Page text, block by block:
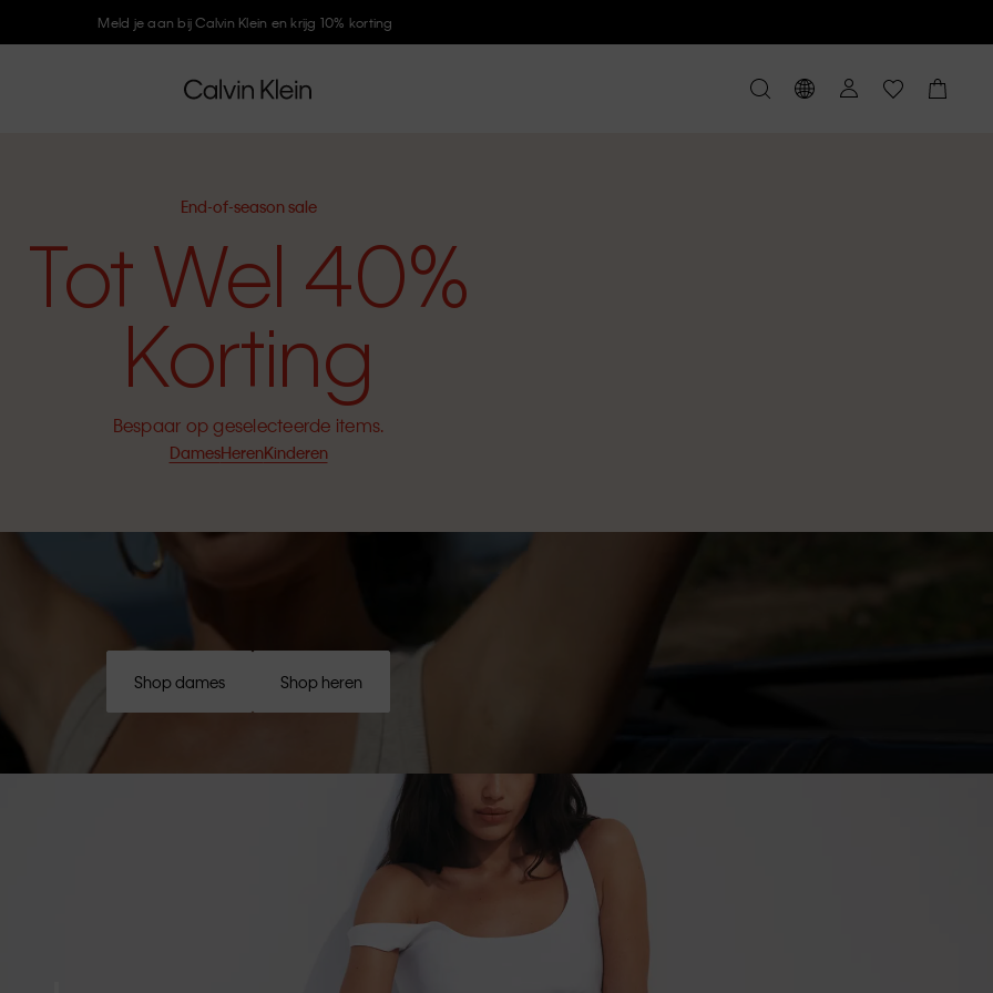
Meld je aan bij Calvin Klein en krijg 10% korting
End-of-season sale
Tot Wel 40%
Korting
Bespaar op geselecteerde items.
DamesHerenKinderen
Shop dames Shop heren